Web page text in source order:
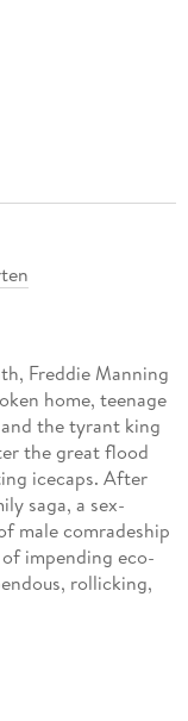
Freddie Manning
home, teenage
the tyrant king
the great flood
icecaps. After
saga, a sex-
male comradeship
impending eco-
rollicking,
Sykes "Chillingly